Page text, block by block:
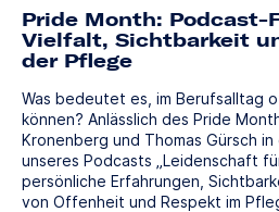
Pride Month: Podcast-
Vielfalt, Sichtbarkeit
der Pflege
Was bedeutet es, im Berufsalltag
können? Anlässlich des Pride
Kronenberg und Thomas Gürsch
unseres Podcasts „Leidenschaft
persönliche Erfahrungen,
von Offenheit und Respekt im